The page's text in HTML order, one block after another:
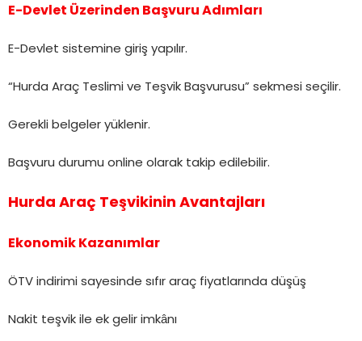
E-Devlet Üzerinden Başvuru Adımları
E-Devlet sistemine giriş yapılır.
“Hurda Araç Teslimi ve Teşvik Başvurusu” sekmesi seçilir.
Gerekli belgeler yüklenir.
Başvuru durumu online olarak takip edilebilir.
Hurda Araç Teşvikinin Avantajları
Ekonomik Kazanımlar
ÖTV indirimi sayesinde sıfır araç fiyatlarında düşüş
Nakit teşvik ile ek gelir imkânı